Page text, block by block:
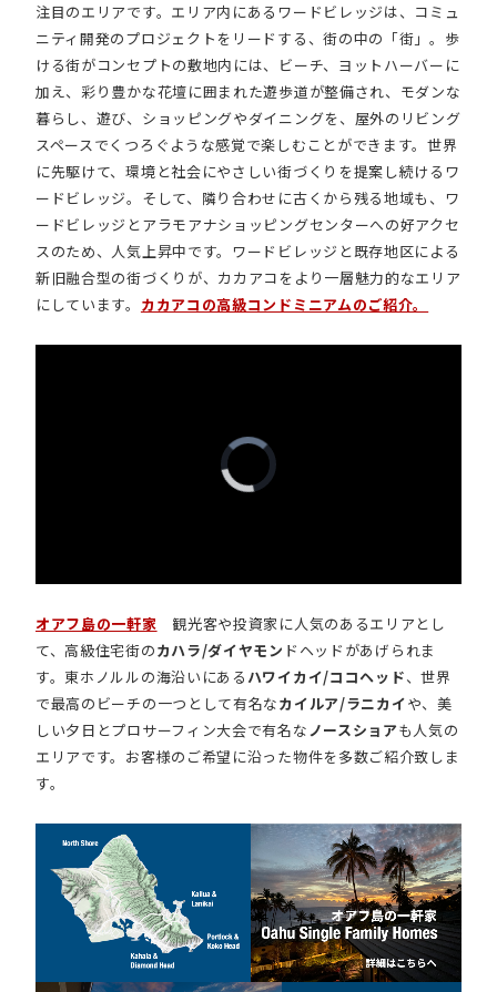
注目のエリアです。エリア内にあるワードビレッジは、コミュ
ニティ開発のプロジェクトをリードする、街の中の「街」。歩
ける街がコンセプトの敷地内には、ビーチ、ヨットハーバーに
加え、彩り豊かな花壇に囲まれた遊歩道が整備され、モダンな
暮らし、遊び、ショッピングやダイニングを、屋外のリビング
スペースでくつろぐような感覚で楽しむことができます。世界
に先駆けて、環境と社会にやさしい街づくりを提案し続けるワ
ードビレッジ。そして、隣り合わせに古くから残る地域も、ワ
ードビレッジとアラモアナショッピングセンターへの好アクセ
スのため、人気上昇中です。ワードビレッジと既存地区による
新旧融合型の街づくりが、カカアコをより一層魅力的なエリア
にしています。 カカアコの高級コンドミニアムのご紹介。
オアフ島の一軒家 観光客や投資家に人気のあるエリアとし
て、高級住宅街のカハラ/ダイヤモン ドヘッドがあげられま
す。東ホノルルの海沿いにある ハワイカイ/ココヘッド、世界
で最高のビーチの一つとして有名なカイルア/ラニカイや、美
しい夕日とプロサーフィン大会で有名なノースショアも人気の
エリアです。お客様のご希望に沿った物件を多数ご紹介致しま
す。